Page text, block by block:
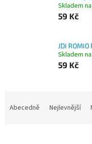
Skladem
59 Kč
JDI
Skladem
59 Kč
Abecedně Nejlevnější